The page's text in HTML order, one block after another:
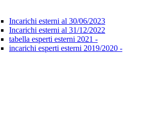
Incarichi esterni al 30/06/2023
Incarichi esterni al 31/12/2022
tabella esperti esterni 2021 -
incarichi esperti esterni 2019/2020 -